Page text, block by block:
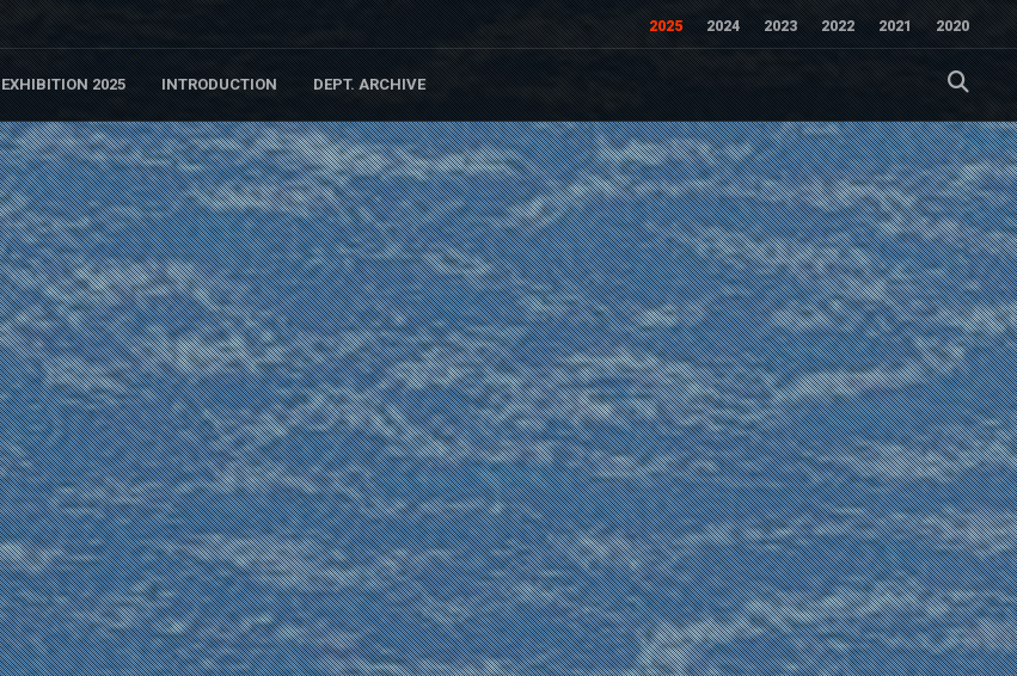
2020
2021
2022
2023
2024
2025
EXHIBITION 2025 INTRODUCTION DEPT. ARCHIVE